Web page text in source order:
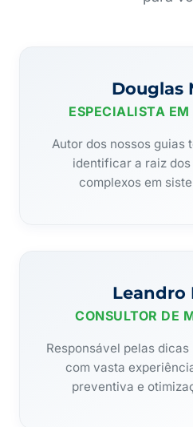
Douglas
ESPECIALISTA
Autor dos nossos guias
identificar a raiz
complexos em
Leandro
CONSULTOR DE
Responsável pelas
com vasta
preventiva e